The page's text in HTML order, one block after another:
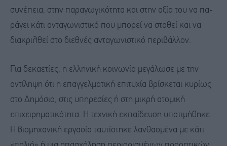
συνέπεια, στην παραγωγικότητα και στην αξία του να πα-
ράγει κάτι ανταγωνιστικό που μπορεί να σταθεί και να
διακρι¬θεί στο διεθνές ανταγωνιστικό περιβάλλον.
Για δεκαετίες, η ελληνική κοινωνία μεγάλωσε με την
αντίληψη ότι η επαγγελματική επιτυχία βρίσκεται κυρίως
στο Δημόσιο, στις υπηρεσίες ή στη μικρή ατομική
επιχειρηματικότητα. Η τεχνική εκπαίδευση υποτιμήθηκε.
Η βιομηχανική εργασία ταυτίστηκε λανθασμένα με κάτι